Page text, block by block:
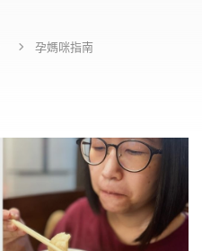
孕媽咪指南